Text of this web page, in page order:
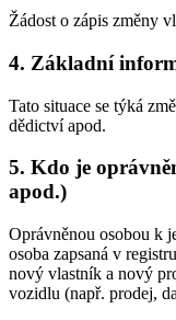
Žádost o zápis změny
4. Základní
Tato situace se týká
dědictví apod.
5. Kdo je
apod.)
Oprávněnou osobou k
osoba zapsaná v
nový vlastník a nový
vozidlu (např. prodej,